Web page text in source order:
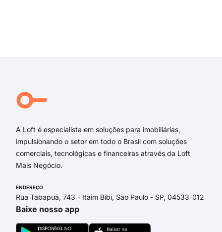
A Loft é especialista em soluções para imobiliárias,
impulsionando o setor em todo o Brasil com soluções
comerciais, tecnológicas e financeiras através da Loft
Mais Negócio.
ENDEREÇO
Rua Tabapuã, 743 - Itaim Bibi, São Paulo - SP, 04533-012
Baixe nosso app